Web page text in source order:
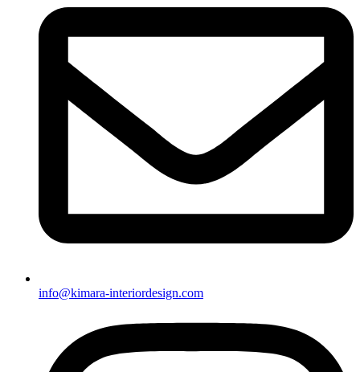
info@kimara-interiordesign.com